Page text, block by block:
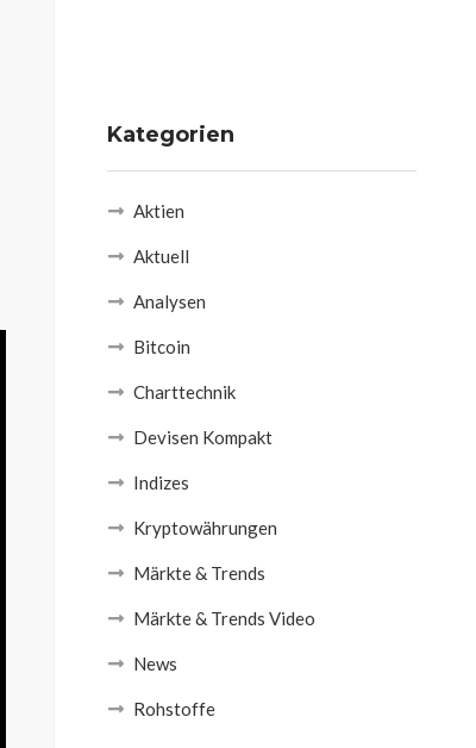
Kategorien
Aktien
Aktuell
Analysen
Bitcoin
Charttechnik
Devisen Kompakt
Indizes
Kryptowährungen
Märkte & Trends
Märkte & Trends Video
News
Rohstoffe